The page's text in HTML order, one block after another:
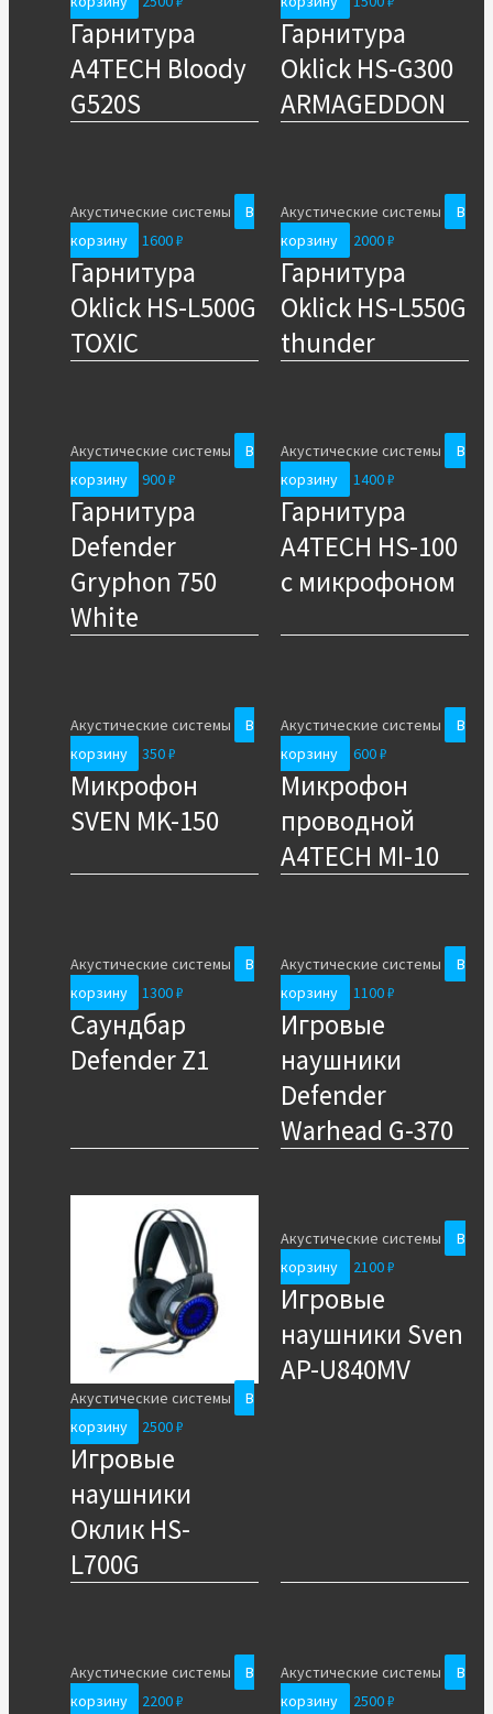
Гарнитура
A4TECH Bloody
G520S
Гарнитура
Oklick HS-G300
ARMAGEDDON
Акустические системы
В
корзину
1600₽
Гарнитура
Oklick HS-L500G
TOXIC
Акустические системы
В
корзину
2000₽
Гарнитура
Oklick HS-L550G
thunder
Акустические системы
В
корзину
900₽
Гарнитура
Defender
Gryphon 750
White
Акустические системы
В
корзину
1400₽
Гарнитура
A4TECH HS-100
с микрофоном
Акустические системы
В
корзину
350₽
Микрофон
SVEN MK-150
Акустические системы
В
корзину
600₽
Микрофон
проводной
A4TECH MI-10
Акустические системы
В
корзину
1300₽
Саундбар
Defender Z1
Акустические системы
В
корзину
1100₽
Игровые
наушники
Defender
Warhead G-370
Акустические системы
В
корзину
2500₽
Игровые
наушники
Оклик HS-
L700G
Акустические системы
В
корзину
2100₽
Игровые
наушники Sven
AP-U840MV
Акустические системы
В
корзину
2200₽
Акустические системы
В
корзину
2500₽